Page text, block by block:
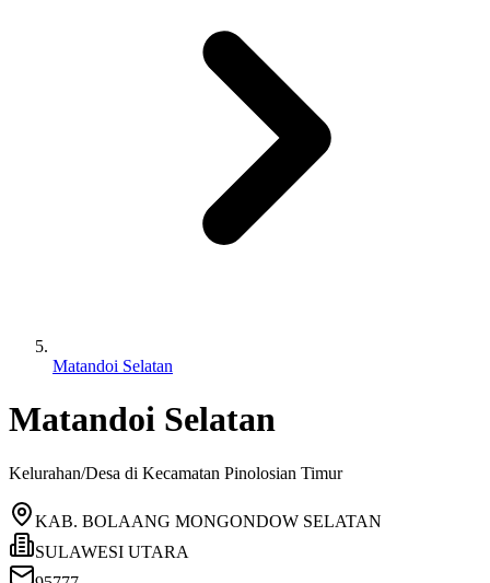
Matandoi Selatan
Matandoi Selatan
Kelurahan/Desa di Kecamatan Pinolosian Timur
KAB. BOLAANG MONGONDOW SELATAN
SULAWESI UTARA